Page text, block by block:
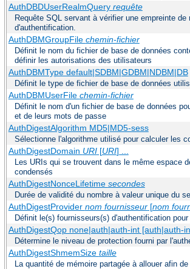
AuthDBDUserRealmQuery requête
Requête SQL servant à vérifier une empreinte
d'authentification.
AuthDBMGroupFile chemin-fichier
Définit le nom du fichier de base de données
définir les autorisations des utilisateurs
AuthDBMType default|SDBM|GDBM|NDBM|DB
Définit le type de fichier de base de données
AuthDBMUserFile chemin-fichier
Définit le nom d'un fichier de base de données
et de leurs mots de passe
AuthDigestAlgorithm MD5|MD5-sess
Sélectionne l'algorithme utilisé pour calculer les
AuthDigestDomain URI[URI] ...
Les URIs qui se trouvent dans le même espace
condensés
AuthDigestNonceLifetime secondes
Durée de validité du nombre à valeur unique du
AuthDigestProvider nom fournisseur[nom
Définit le(s) fournisseurs(s) d'authentification
AuthDigestQop none|auth|auth-int [auth|auth-
Détermine le niveau de protection fourni par
AuthDigestShmemSize taille
La quantité de mémoire partagée à allouer afin